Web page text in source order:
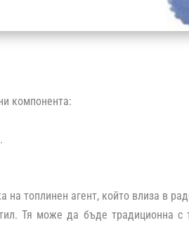
компонента:
на топлинен агент, който влиза в
Тя може да бъде традиционна с